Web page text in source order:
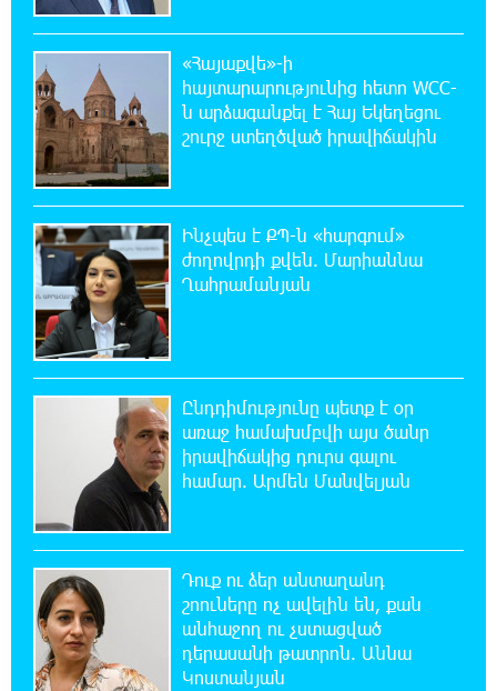
ստեղծում. Հրայր Կամենդատյան
18:59:05 8-08-2026
Երևանի Կենտրոնում փոշու
պարունակությունը գրեթե ամբողջ շաբաթ
գերազանցել է թույլատրելի սահմանը
18:40:08 8-08-2026
Իրանը պատրաստ է բացել Հորմուզի
նեղուցը, եթե ԱՄՆ-ն ընդունի
հանրապետության պայմանները
18:21:30 8-08-2026
Երևանում անցկացվել է հաշմանդամություն
ունեցող անձանց միջազգային մարզական
18:02:58 8-08-2026
Դմիտրի Մեդվեդև. Արևմուտքի
քաղաքականությունը Հայաստանի
նկատմամբ կրկնում է վրացական սցենարը
17:36:59 8-08-2026
Ադրբեջանցիների բնակեցումը
Հայաստանում լուրջ վտանգներ է
պարունակում. Ավետիք Չալաբյան
«Հայաքվե»-ի
հայտարարությունից հետո WCC-
ն արձագանքել է Հայ Եկեղեցու
շուրջ ստեղծված իրավիճակին
Ինչպես է ՔՊ-ն «հարգում»
ժողովրդի քվեն. Մարիաննա
Ղահրամանյան
Ընդդիմությունը պետք է օր
առաջ համախմբվի այս ծանր
իրավիճակից դուրս գալու
համար. Արմեն Մանվելյան
Դուք ու ձեր անտաղանդ
շոուները ոչ ավելին են, քան
անհաջող ու չստացված
դերասանի թատրոն. Աննա
Կոստանյան